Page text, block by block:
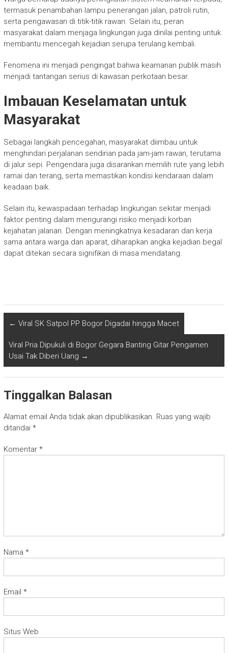
termasuk penambahan lampu penerangan jalan, patroli rutin,
serta pengawasan di titik-titik rawan. Selain itu, peran
masyarakat dalam menjaga lingkungan juga dinilai penting untuk
membantu mencegah kejadian serupa terulang kembali.
Fenomena ini menjadi pengingat bahwa keamanan publik masih
menjadi tantangan serius di kawasan perkotaan besar.
Imbauan Keselamatan untuk
Masyarakat
Sebagai langkah pencegahan, masyarakat diimbau untuk
menghindari perjalanan sendirian pada jam-jam rawan, terutama
di jalur sepi. Pengendara juga disarankan memilih rute yang lebih
ramai dan terang, serta memastikan kondisi kendaraan dalam
keadaan baik.
Selain itu, kewaspadaan terhadap lingkungan sekitar menjadi
faktor penting dalam mengurangi risiko menjadi korban
kejahatan jalanan. Dengan meningkatnya kesadaran dan kerja
sama antara warga dan aparat, diharapkan angka kejadian begal
dapat ditekan secara signifikan di masa mendatang.
← Viral SK Satpol PP Bogor Digadai hingga Macet
Viral Pria Dipukuli di Bogor Gegara Banting Gitar Pengamen
Usai Tak Diberi Uang →
Tinggalkan Balasan
Alamat email Anda tidak akan dipublikasikan. Ruas yang wajib
ditandai *
Komentar *
Nama *
Email *
Situs Web